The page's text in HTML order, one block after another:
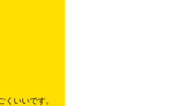
いいです。